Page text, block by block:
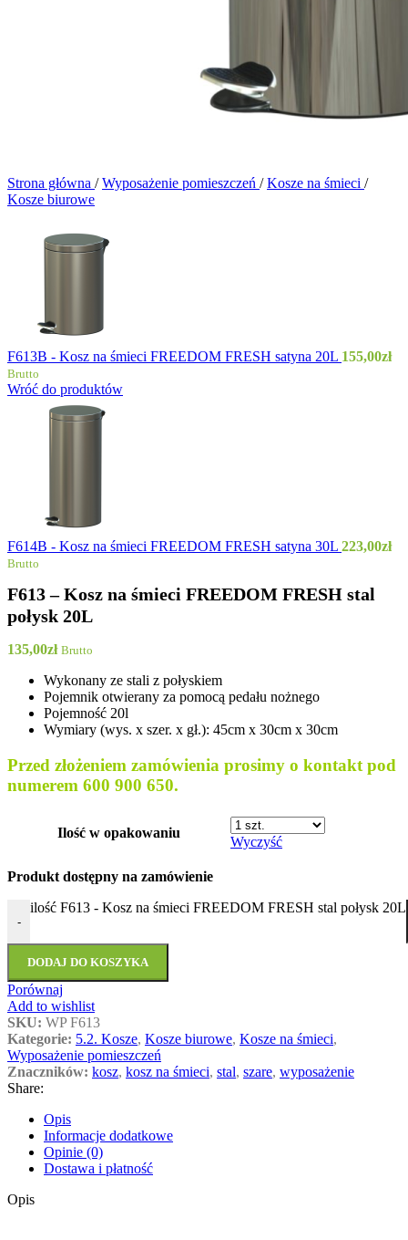
Strona główna / Wyposażenie pomieszczeń / Kosze na śmieci /
Kosze biurowe
F613B - Kosz na śmieci FREEDOM FRESH satyna 20L 155,00zł
Brutto
Wróć do produktów
F614B - Kosz na śmieci FREEDOM FRESH satyna 30L 223,00zł
Brutto
F613 – Kosz na śmieci FREEDOM FRESH stal
połysk 20L
135,00zł Brutto
Wykonany ze stali z połyskiem
Pojemnik otwierany za pomocą pedału nożnego
Pojemność 20l
Wymiary (wys. x szer. x gł.): 45cm x 30cm x 30cm
Przed złożeniem zamówienia prosimy o kontakt pod
numerem 600 900 650.
Ilość w opakowaniu
Wyczyść
Produkt dostępny na zamówienie
-
ilość F613 - Kosz na śmieci FREEDOM FRESH stal połysk 20L
DODAJ DO KOSZYKA
Porównaj
Add to wishlist
SKU: WP F613
Kategorie: 5.2. Kosze, Kosze biurowe, Kosze na śmieci,
Wyposażenie pomieszczeń
Znaczników: kosz, kosz na śmieci, stal, szare, wyposażenie
Share:
Opis
Informacje dodatkowe
Opinie (0)
Dostawa i płatność
Opis